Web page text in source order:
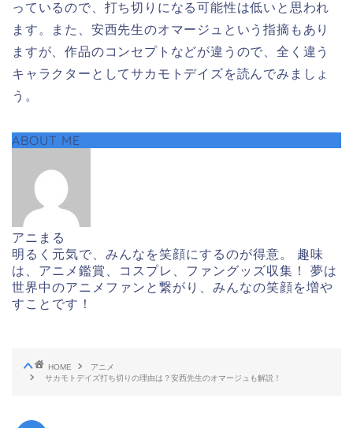
っているので、打ち切りになる可能性は低いと思われ
ます。また、安西先生のオマージュという指摘もあり
ますが、作品のコンセプトなどが違うので、全く違う
キャラクターとしてサカモトデイズを読んでみましょ
う。
ABOUT ME
アニまる
明るく元気で、みんなを笑顔にするのが得意。 趣味
は、アニメ鑑賞、コスプレ、ファングッズ収集！ 夢は
世界中のアニメファンと繋がり、みんなの笑顔を増や
すことです！
HOME
アニメ
サカモトデイズ打ち切りの理由は？安西先生のオマージュも解説！